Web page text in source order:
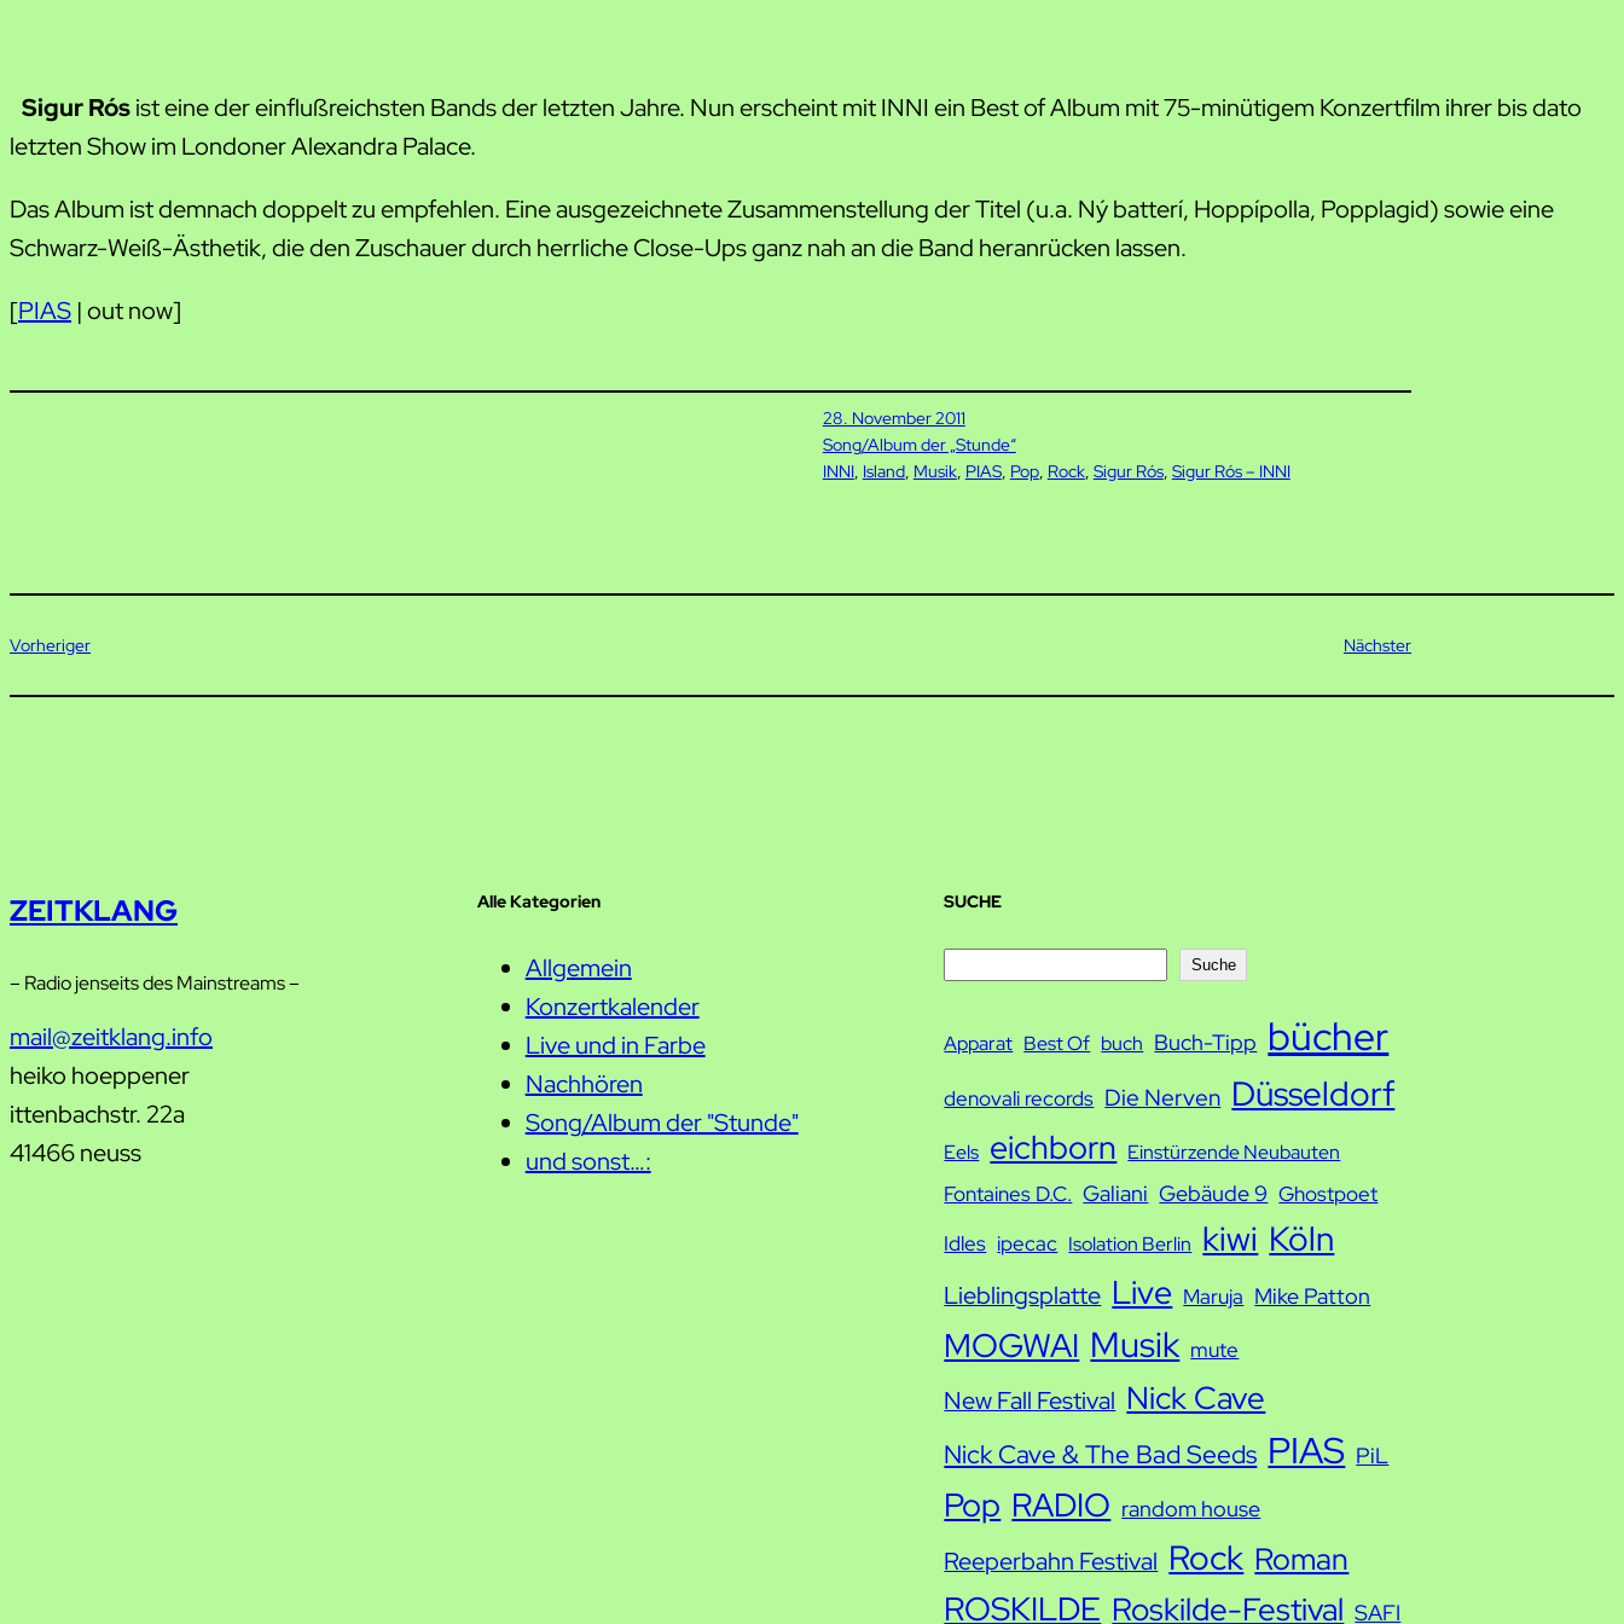
Sigur Rósist eine der einflußreichsten Bands der letzten Jahre. Nun erscheint mit INNI ein Best of Album mit 75-minütigem Konzertfilm ihrer bis dato
letzten Show im Londoner Alexandra Palace.
Das Album ist demnach doppelt zu empfehlen. Eine ausgezeichnete Zusammenstellung der Titel (u.a. Ný batterí, Hoppípolla, Popplagid) sowie eine
Schwarz-Weiß-Ästhetik, die den Zuschauer durch herrliche Close-Ups ganz nah an die Band heranrücken lassen.
[PIAS | out now]
28. November 2011
Song/Album der „Stunde“
INNI, Island, Musik, PIAS, Pop, Rock, Sigur Rós, Sigur Rós – INNI
Vorheriger Nächster
ZEITKLANG
– Radio jenseits des Mainstreams –
mail@zeitklang.info
heiko hoeppener
ittenbachstr. 22a
41466 neuss
Alle Kategorien
Allgemein
Konzertkalender
Live und in Farbe
Nachhören
Song/Album der "Stunde"
und sonst…:
SUCHE
c
Suche
Apparat Best Of buch Buch-Tipp bücher
denovali records Die Nerven Düsseldorf
Eels eichborn Einstürzende Neubauten
Fontaines D.C. Galiani Gebäude 9 Ghostpoet
Idles ipecac Isolation Berlin kiwi Köln
Lieblingsplatte Live Maruja Mike Patton
MOGWAI Musik mute
New Fall Festival Nick Cave
Nick Cave & The Bad Seeds PIAS PiL
Pop RADIO random house
Reeperbahn Festival Rock Roman
ROSKILDE Roskilde-Festival SAFI